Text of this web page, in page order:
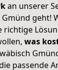
an unserer
geht!
was
passende